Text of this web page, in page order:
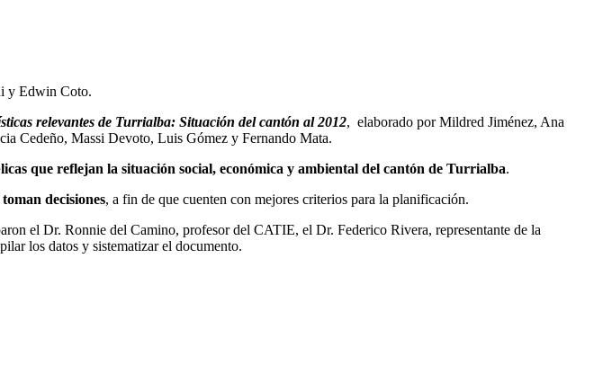
y Edwin Coto.
relevantes de Turrialba: Situación del cantón al 2012, elaborado por Mildred Jiménez, Ana
Cedeño, Massi Devoto, Luis Gómez y Fernando Mata.
que reflejan la situación social, económica y ambiental del cantón de Turrialba.
decisiones, a fin de que cuenten con mejores criterios para la planificación.
el Dr. Ronnie del Camino, profesor del CATIE, el Dr. Federico Rivera, representante de la
los datos y sistematizar el documento.